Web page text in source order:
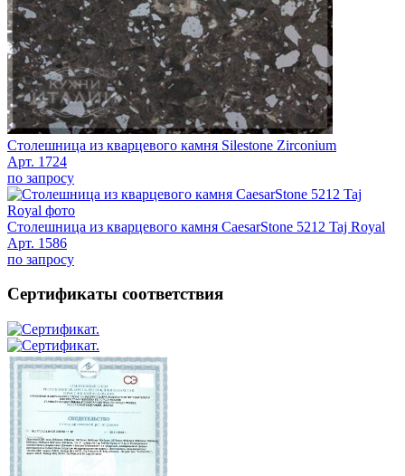
Столешница из кварцевого камня Silestone Zirconium
Арт. 1724
по запросу
Столешница из кварцевого камня CaesarStone 5212 Taj Royal
Арт. 1586
по запросу
Сертификаты соответствия